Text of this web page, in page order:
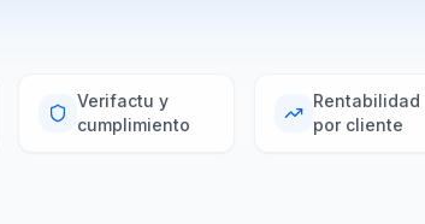
Verifactu y
cumplimiento
Rentabilidad
por cliente